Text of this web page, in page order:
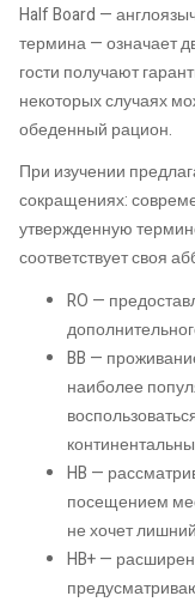
Half Board —
термина — означает
гости получают
некоторых случаях
обеденный рацион.
При изучении
сокращениях:
утвержденную
соответствует своя
RO —
BB —
наиболее
HB —
посещением
не хочет
HB+ —